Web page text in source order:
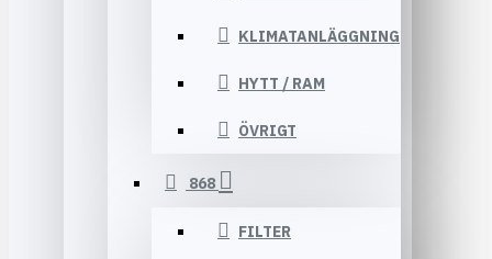
KLIMATANLÄGGNING
HYTT / RAM
ÖVRIGT
868
FILTER